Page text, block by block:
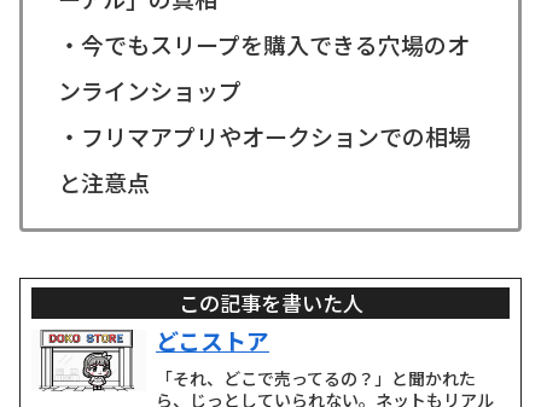
・今でもスリープを購入できる穴場のオ
ンラインショップ
・フリマアプリやオークションでの相場
と注意点
この記事を書いた人
どこストア
「それ、どこで売ってるの？」と聞かれた
ら、じっとしていられない。ネットもリアル